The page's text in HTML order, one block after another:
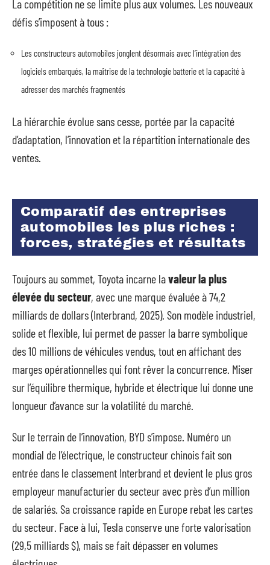
La compétition ne se limite plus aux volumes. Les nouveaux
défis s’imposent à tous :
Les constructeurs automobiles jonglent désormais avec l’intégration des
logiciels embarqués, la maîtrise de la technologie batterie et la capacité à
adresser des marchés fragmentés
La hiérarchie évolue sans cesse, portée par la capacité
d’adaptation, l’innovation et la répartition internationale des
ventes.
Comparatif des entreprises
automobiles les plus riches :
forces, stratégies et résultats
Toujours au sommet, Toyota incarne lavaleur la plus
élevée du secteur, avec une marque évaluée à 74,2
milliards de dollars (Interbrand, 2025). Son modèle industriel,
solide et flexible, lui permet de passer la barre symbolique
des 10 millions de véhicules vendus, tout en affichant des
marges opérationnelles qui font rêver la concurrence. Miser
sur l’équilibre thermique, hybride et électrique lui donne une
longueur d’avance sur la volatilité du marché.
Sur le terrain de l’innovation, BYD s’impose. Numéro un
mondial de l’électrique, le constructeur chinois fait son
entrée dans le classement Interbrand et devient le plus gros
employeur manufacturier du secteur avec près d’un million
de salariés. Sa croissance rapide en Europe rebat les cartes
du secteur. Face à lui, Tesla conserve une forte valorisation
(29,5 milliards $), mais se fait dépasser en volumes